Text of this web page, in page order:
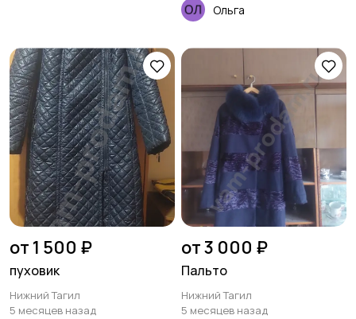
Ольга
от 1 500 ₽
пуховик
Нижний Тагил
5 месяцев назад
от 3 000 ₽
Пальто
Нижний Тагил
5 месяцев назад